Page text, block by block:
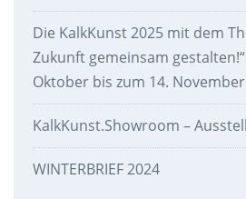
Die KalkKunst 2025 mit dem
Zukunft gemeinsam
Oktober bis zum 14.
KalkKunst.Showroom –
WINTERBRIEF 2024